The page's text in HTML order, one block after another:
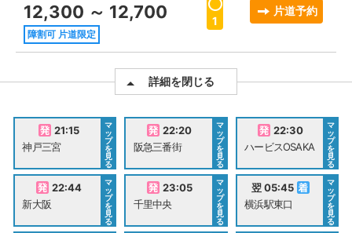
12,300 ～ 12,700
障割可 片道限定
1
片道予約
詳細を閉じる
21:15
神戸三宮
マ
ッ
プ
を
見
る
22:20
阪急三番街
マ
ッ
プ
を
見
る
22:30
ハービスOSAKA
マ
ッ
プ
を
見
る
22:44
新大阪
マ
ッ
プ
を
見
る
23:05
千里中央
マ
ッ
プ
を
見
る
翌 05:45
横浜駅東口
マ
ッ
プ
を
見
る